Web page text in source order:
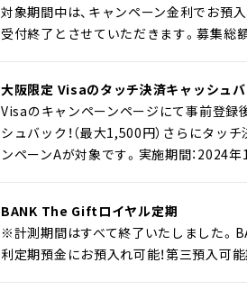
対象期間中は、キャンペーン金利でお預
受付終了とさせていただきます。募集総
大阪限定 Visaのタッチ決済キャッシュ
Visaのキャンペーンページにて事前登録
シュバック！（最大1,500円）さらにタ
ンペーンAが対象です。実施期間：2024
BANK The Giftロイヤル定期
※計測期間はすべて終了いたしました。
利定期預金にお預入れ可能！第三預入可能